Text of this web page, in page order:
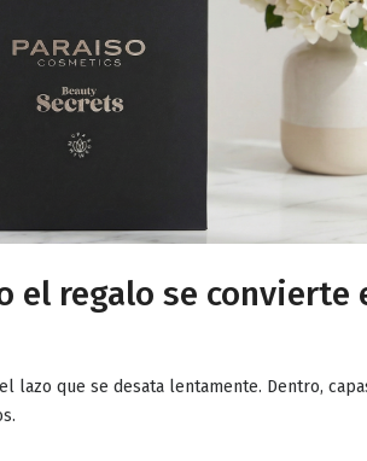
el regalo se convierte
lazo que se desata lentamente. Dentro,